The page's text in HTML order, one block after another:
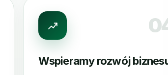
Wspieramy rozwój